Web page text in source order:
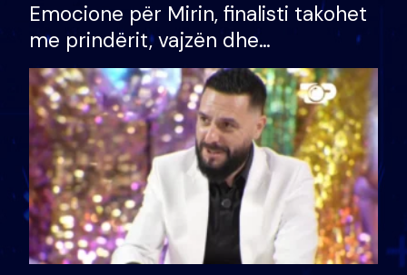
Emocione për Mirin, finalisti takohet
me prindërit, vajzën dhe
bashkëshorten: S’kemi ndonjë letër
divorci apo jo?